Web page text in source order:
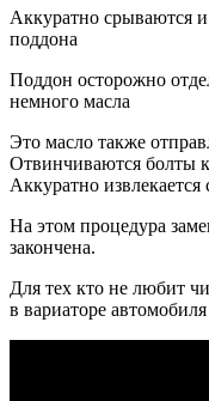
Аккуратно срываются
поддона
Поддон осторожно
немного масла
Это масло также
Отвинчиваются болты
Аккуратно извлекается
На этом процедура
закончена.
Для тех кто не любит
в вариаторе